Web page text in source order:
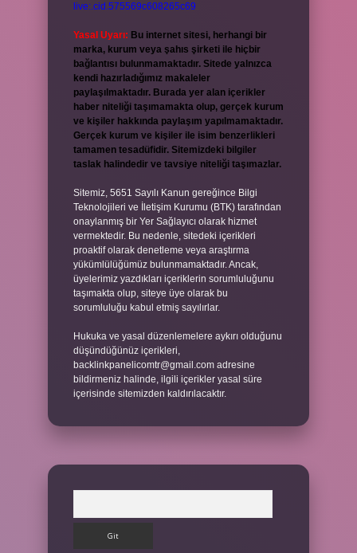
live:.cid.575569c608265c69
Yasal Uyarı: Bu internet sitesi, herhangi bir
marka, kurum veya şahıs şirketi ile hiçbir
bağlantısı bulunmamaktadır. Sitede yalnızca
kendi hazırladığımız makaleler
paylaşılmaktadır. Burada yer alan içerikler
haber niteliği taşımamakta olup, gerçek kurum
ve kişiler hakkında paylaşım yapılmamaktadır.
Gerçek kurum ve kişiler ile isim benzerlikleri
tamamen tesadüfidir. Sitemizdeki bilgiler
taslak halindedir ve tavsiye niteliği taşımazlar.
Sitemiz, 5651 Sayılı Kanun gereğince Bilgi
Teknolojileri ve İletişim Kurumu (BTK) tarafından
onaylanmış bir Yer Sağlayıcı olarak hizmet
vermektedir. Bu nedenle, sitedeki içerikleri
proaktif olarak denetleme veya araştırma
yükümlülüğümüz bulunmamaktadır. Ancak,
üyelerimiz yazdıkları içeriklerin sorumluluğunu
taşımakta olup, siteye üye olarak bu
sorumluluğu kabul etmiş sayılırlar.
Hukuka ve yasal düzenlemelere aykırı olduğunu
düşündüğünüz içerikleri,
backlinkpanelicomtr@gmail.com adresine
bildirmeniz halinde, ilgili içerikler yasal süre
içerisinde sitemizden kaldırılacaktır.